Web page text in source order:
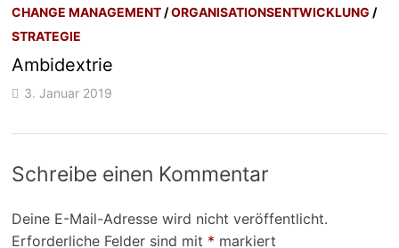
CHANGE MANAGEMENT /ORGANISATIONSENTWICKLUNG /
STRATEGIE
Ambidextrie
3. Januar 2019
Schreibe einen Kommentar
Deine E-Mail-Adresse wird nicht veröffentlicht.
Erforderliche Felder sind mit * markiert